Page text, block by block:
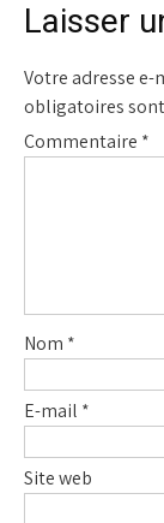
Laisser
Votre adresse e-
obligatoires
Commentaire *
Nom *
E-mail *
Site web